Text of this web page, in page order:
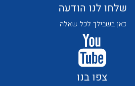
שלחו לנו הודעה
כאן בשבילך לכל שאלה
צפו בנו